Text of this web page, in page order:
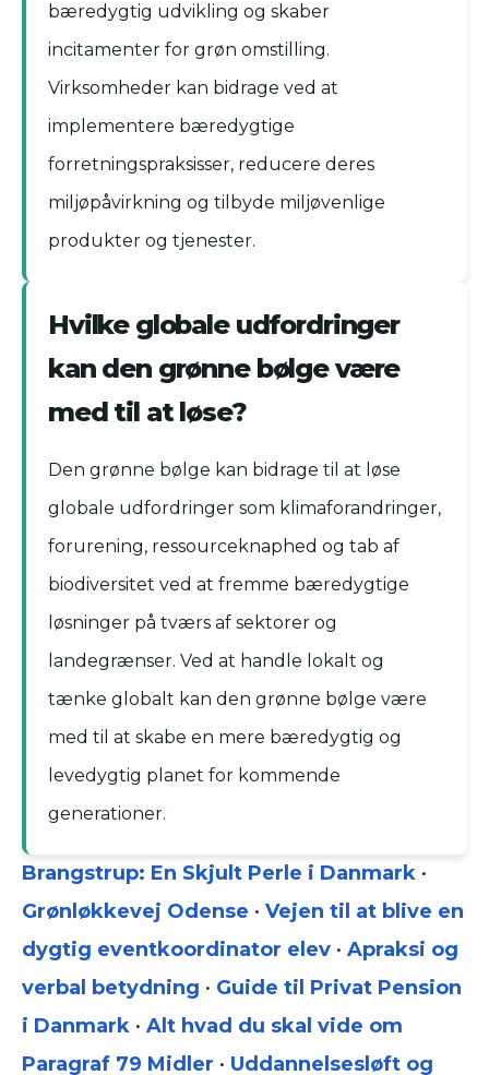
bæredygtig udvikling og skaber
incitamenter for grøn omstilling.
Virksomheder kan bidrage ved at
implementere bæredygtige
forretningspraksisser, reducere deres
miljøpåvirkning og tilbyde miljøvenlige
produkter og tjenester.
Hvilke globale udfordringer
kan den grønne bølge være
med til at løse?
Den grønne bølge kan bidrage til at løse
globale udfordringer som klimaforandringer,
forurening, ressourceknaphed og tab af
biodiversitet ved at fremme bæredygtige
løsninger på tværs af sektorer og
landegrænser. Ved at handle lokalt og
tænke globalt kan den grønne bølge være
med til at skabe en mere bæredygtig og
levedygtig planet for kommende
generationer.
Brangstrup: En Skjult Perle i Danmark •
Grønløkkevej Odense • Vejen til at blive en
dygtig eventkoordinator elev • Apraksi og
verbal betydning • Guide til Privat Pension
i Danmark • Alt hvad du skal vide om
Paragraf 79 Midler • Uddannelsesløft og